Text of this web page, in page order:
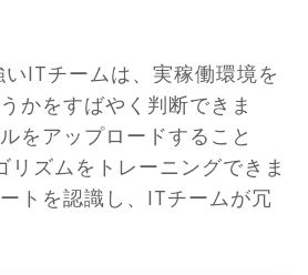
ITチームは、実稼働環境を
かをすばやく判断できま
をアップロードすること
ズムをトレーニングできま
トを認識し、ITチームが冗